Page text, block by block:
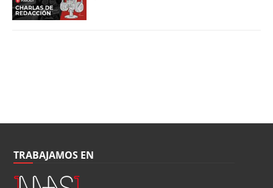
TRABAJAMOS EN